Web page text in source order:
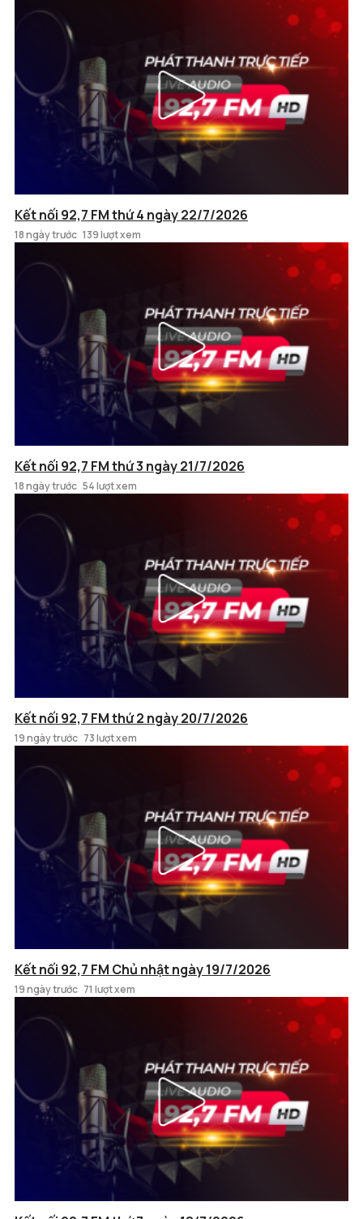
Kết nối 92,7 FM thứ 4 ngày 22/7/2026
18 ngày trước 139 lượt xem
Kết nối 92,7 FM thứ 3 ngày 21/7/2026
18 ngày trước 54 lượt xem
Kết nối 92,7 FM thứ 2 ngày 20/7/2026
19 ngày trước 73 lượt xem
Kết nối 92,7 FM Chủ nhật ngày 19/7/2026
19 ngày trước 71 lượt xem